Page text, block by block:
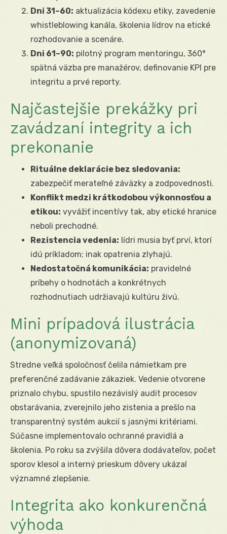
Dni 31–60: aktualizácia kódexu etiky, zavedenie
whistleblowing kanála, školenia lídrov na etické
rozhodovanie a scenáre.
Dni 61–90: pilotný program mentoringu, 360°
spätná väzba pre manažérov, definovanie KPI pre
integritu a prvé reporty.
Najčastejšie prekážky pri
zavádzaní integrity a ich
prekonanie
Rituálne deklarácie bez sledovania:
zabezpečiť merateľné záväzky a zodpovednosti.
Konflikt medzi krátkodobou výkonnosťou a
etikou: vyvážiť incentívy tak, aby etické hranice
neboli prechodné.
Rezistencia vedenia: lídri musia byť prví, ktorí
idú príkladom; inak opatrenia zlyhajú.
Nedostatočná komunikácia: pravidelné
príbehy o hodnotách a konkrétnych
rozhodnutiach udržiavajú kultúru živú.
Mini prípadová ilustrácia
(anonymizovaná)
Stredne veľká spoločnosť čelila námietkam pre
preferenčné zadávanie zákaziek. Vedenie otvorene
priznalo chybu, spustilo nezávislý audit procesov
obstarávania, zverejnilo jeho zistenia a prešlo na
transparentný systém aukcií s jasnými kritériami.
Súčasne implementovalo ochranné pravidlá a
školenia. Po roku sa zvýšila dôvera dodávateľov, počet
sporov klesol a interný prieskum dôvery ukázal
významné zlepšenie.
Integrita ako konkurenčná
výhoda